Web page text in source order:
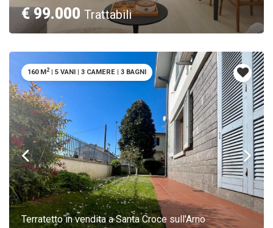
€ 99.000 Trattabili
Terratetto in vendita a Santa Croce sull'Arno
160 M2 | 5 VANI | 3 CAMERE | 3 BAGNI